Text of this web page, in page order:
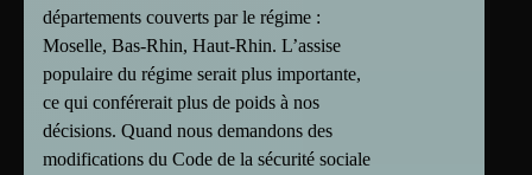
départements couverts par le régime :
Moselle, Bas-Rhin, Haut-Rhin. L’assise
populaire du régime serait plus importante,
ce qui conférerait plus de poids à nos
décisions. Quand nous demandons des
modifications du Code de la sécurité sociale